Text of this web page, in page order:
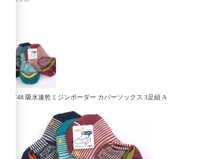
71748 吸水速乾ミジンボーダー カバーソックス 3足組 A